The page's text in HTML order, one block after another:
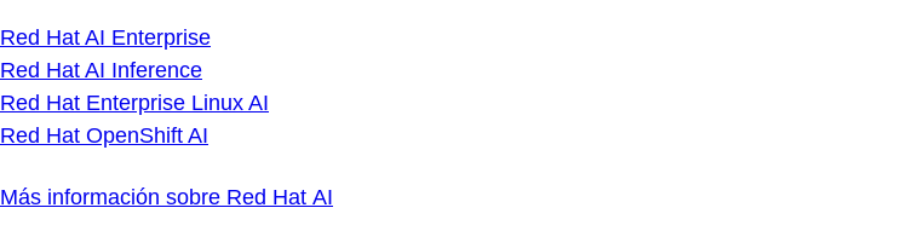
Red Hat AI Enterprise
Red Hat AI Inference
Red Hat Enterprise Linux AI
Red Hat OpenShift AI
Más información sobre Red Hat AI